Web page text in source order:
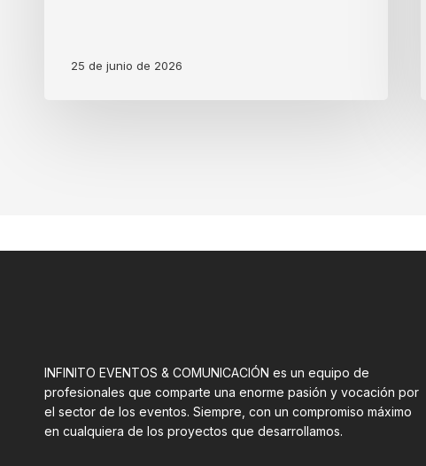
25 de junio de 2026
INFINITO EVENTOS & COMUNICACIÓN es un equipo de
profesionales que comparte una enorme pasión y vocación por
el sector de los eventos. Siempre, con un compromiso máximo
en cualquiera de los proyectos que desarrollamos.